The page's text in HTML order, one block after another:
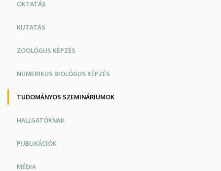
OKTATÁS
KUTATÁS
ZOOLÓGUS KÉPZÉS
NUMERIKUS BIOLÓGUS KÉPZÉS
TUDOMÁNYOS SZEMINÁRIUMOK
HALLGATÓKNAK
PUBLIKÁCIÓK
MÉDIA